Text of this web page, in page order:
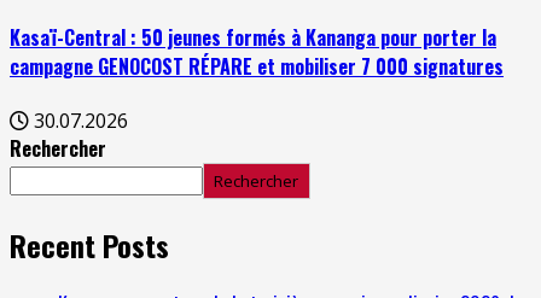
Kasaï-Central : 50 jeunes formés à Kananga pour porter la
campagne GENOCOST RÉPARE et mobiliser 7 000 signatures
30.07.2026
Rechercher
Rechercher
Recent Posts